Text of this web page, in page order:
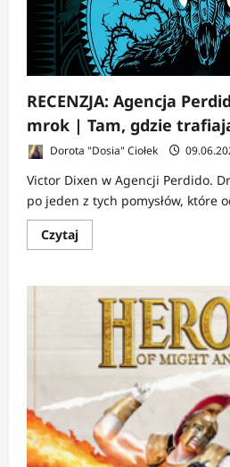
RECENZJA: Agencja
mrok | Tam, gdzie
Dorota "Dosia" Ciołek
Victor Dixen w Agencji Perdido.
po jeden z tych pomysłów, które
CzytajDowiedz
się
RECENZJA:
Agencja
Perdido.
Droga
przez
mrok
Tam,
trafiają
zgubione
rzeczy